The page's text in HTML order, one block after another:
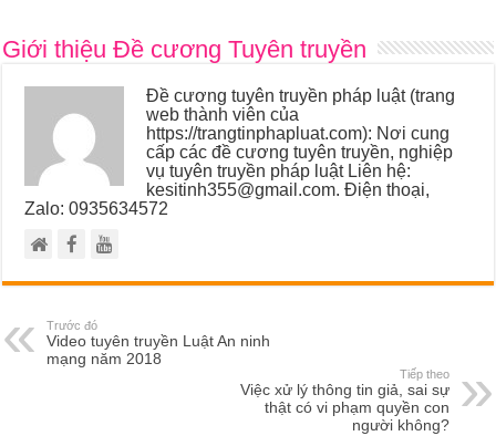
Giới thiệu Đề cương Tuyên truyền
Đề cương tuyên truyền pháp luật (trang
web thành viên của
https://trangtinphapluat.com): Nơi cung
cấp các đề cương tuyên truyền, nghiệp
vụ tuyên truyền pháp luật Liên hệ:
kesitinh355@gmail.com. Điện thoại,
Zalo: 0935634572
Trước đó
Video tuyên truyền Luật An ninh
mạng năm 2018
Tiếp theo
Việc xử lý thông tin giả, sai sự
thật có vi phạm quyền con
người không?